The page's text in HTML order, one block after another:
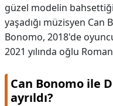
güzel modelin
yaşadığı müzisyen
Bonomo, 2018'de
2021 yılında oğlu
Can Bonomo ile
ayrıldı?